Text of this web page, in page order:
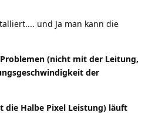
und Ja man kann die
(nicht mit der Leitung,
der
die Halbe Pixel Leistung) läuft